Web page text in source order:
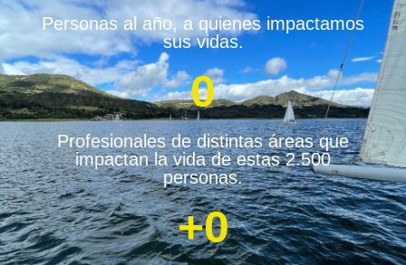
Personas al año, a quienes impactamos
sus vidas.
0
Profesionales de distintas áreas que
impactan la vida de estas 2.500
personas.
+0